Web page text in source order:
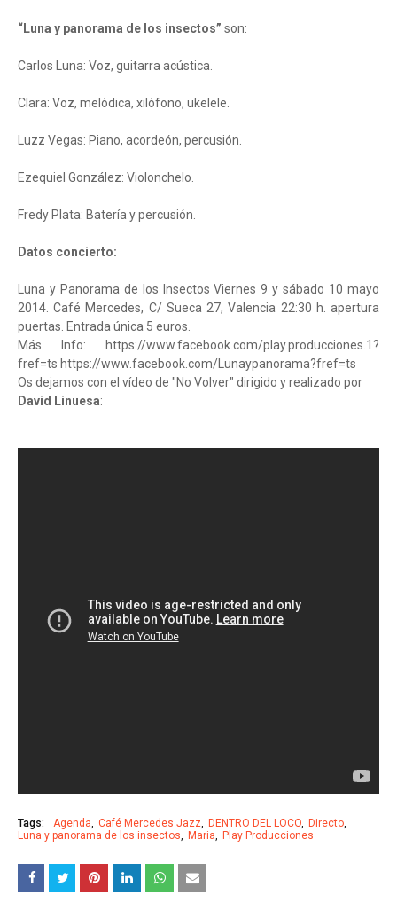
“Luna y panorama de los insectos” son:
Carlos Luna: Voz, guitarra acústica.
Clara: Voz, melódica, xilófono, ukelele.
Luzz Vegas: Piano, acordeón, percusión.
Ezequiel González: Violonchelo.
Fredy Plata: Batería y percusión.
Datos concierto:
Luna y Panorama de los Insectos Viernes 9 y sábado 10 mayo
2014. Café Mercedes, C/ Sueca 27, Valencia 22:30 h. apertura
puertas. Entrada única 5 euros.
Más Info: https://www.facebook.com/play.producciones.1?
fref=ts https://www.facebook.com/Lunaypanorama?fref=ts
Os dejamos con el vídeo de "No Volver" dirigido y realizado por
David Linuesa:
Tags: Agenda Café Mercedes Jazz DENTRO DEL LOCO
Directo
Luna y panorama de los insectos
Maria Play Producciones